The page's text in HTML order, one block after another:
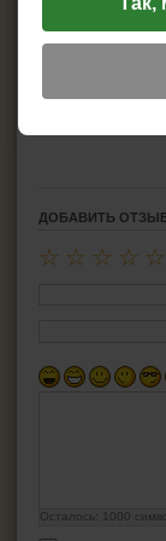
Материал:металл
ДОБАВИТЬ
☆
☆
☆
☆
☆
Осталось: 1000